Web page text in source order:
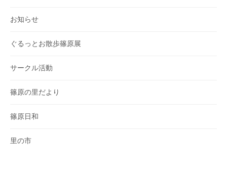
お知らせ
ぐるっとお散歩篠原展
サークル活動
篠原の里だより
篠原日和
里の市